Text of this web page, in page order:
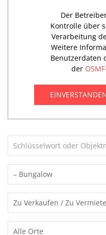
Der
Kontrolle über
Verarbeitung
Weitere
Benutzerdaten
der